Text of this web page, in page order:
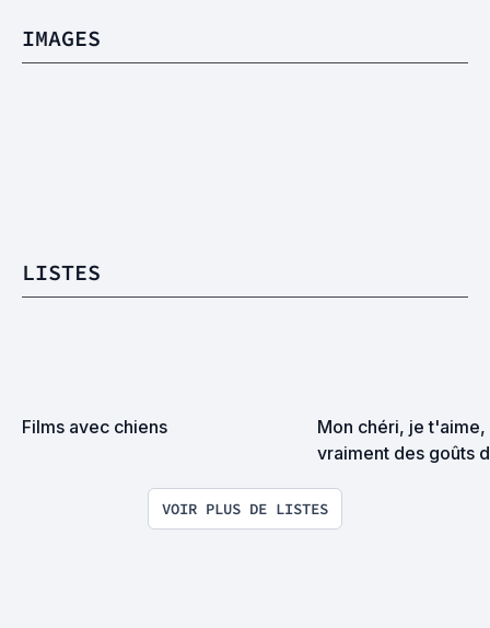
IMAGES
LISTES
Films avec chiens
Mon chéri, je t'aime,
vraiment des goûts
VOIR PLUS DE LISTES